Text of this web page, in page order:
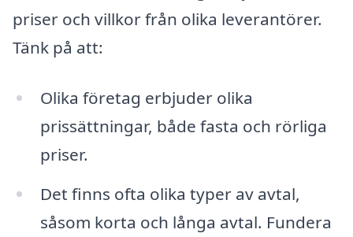
priser och villkor från olika leverantörer.
Tänk på att:
Olika företag erbjuder olika
prissättningar, både fasta och rörliga
priser.
Det finns ofta olika typer av avtal,
såsom korta och långa avtal. Fundera